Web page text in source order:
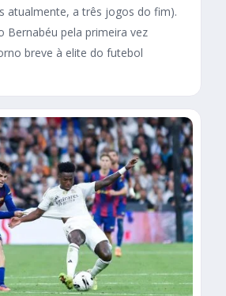
atualmente, a três jogos do fim).
Bernabéu pela primeira vez
breve à elite do futebol